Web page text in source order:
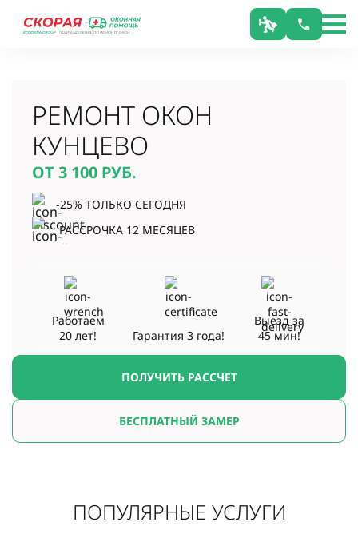
РЕМОНТ ОКОН
КУНЦЕВО
ОТ 3 100 РУБ.
-25% ТОЛЬКО СЕГОДНЯ
РАССРОЧКА 12 МЕСЯЦЕВ
ПОЛУЧИТЬ РАССЧЕТ
БЕСПЛАТНЫЙ ЗАМЕР
Работаем
20 лет!
Гарантия3 года!
Выезд за
45 мин!
ПОПУЛЯРНЫЕ УСЛУГИ